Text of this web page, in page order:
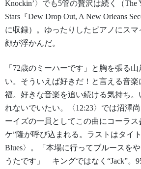
Knockin’〉でも5管の贅沢は続く（The
Stars『Dew Drop Out, A New Orleans
に収録）。ゆったりしたピアノにス
顔が浮かんだ。
「72歳のミーハーです」と胸を張る
い。そういえば好きだ！と言える音
福。好きな音楽を追い続ける気持ち
れないでいたい。〈12:23〉では沼澤
ーイズの一員としてこの曲にコーラス
ケ”隆が呼び込まれる。ラストはタイ
Blues〉。「本場に行ってブルースを
うたです」 キングではなく“Jack”。